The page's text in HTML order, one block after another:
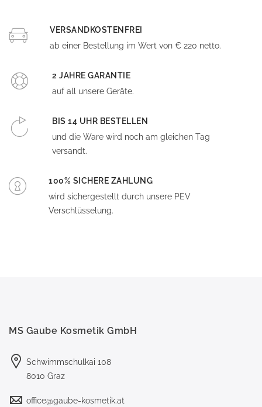
VERSANDKOSTENFREI
ab einer Bestellung im Wert von € 220 netto.
2 JAHRE GARANTIE
auf all unsere Geräte.
BIS 14 UHR BESTELLEN
und die Ware wird noch am gleichen Tag
versandt.
100% SICHERE ZAHLUNG
wird sichergestellt durch unsere PEV
Verschlüsselung.
MS Gaube Kosmetik GmbH
Schwimmschulkai 108
8010 Graz
office@gaube-kosmetik.at